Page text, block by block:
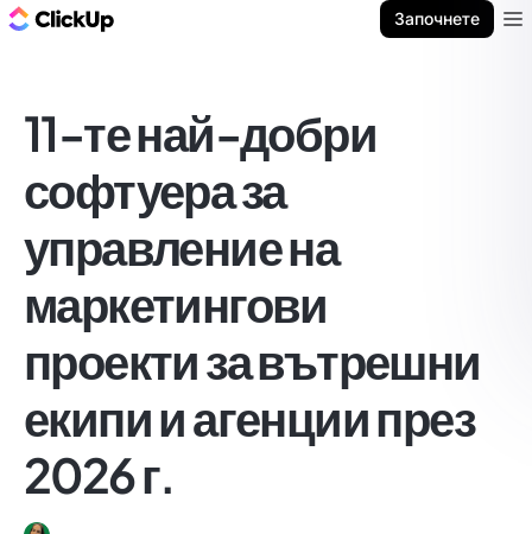
Започнете
11-те най-добри
софтуера за
управление на
маркетингови
проекти за вътрешни
екипи и агенции през
2026 г.